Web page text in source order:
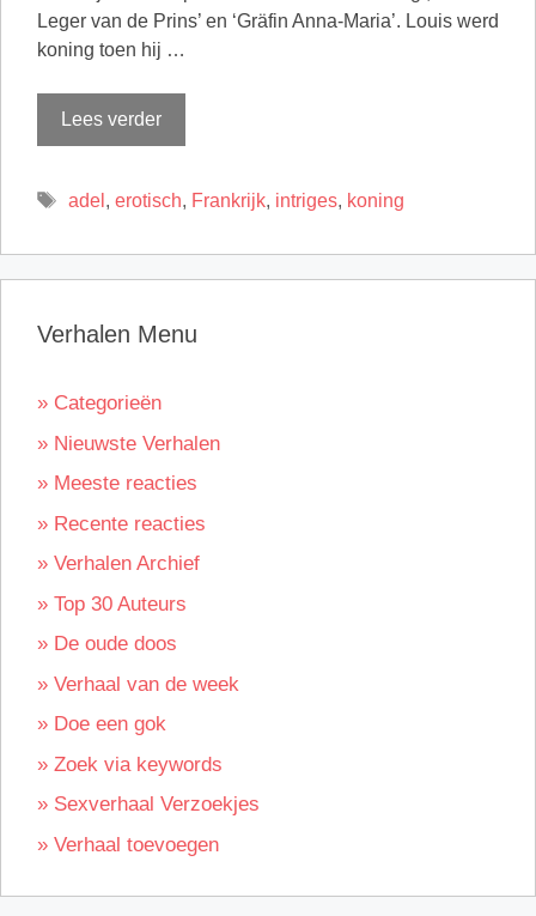
Leger van de Prins’ en ‘Gräfin Anna-Maria’. Louis werd
koning toen hij …
Lees verder
Tags
adel , erotisch, Frankrijk, intriges, koning
Verhalen Menu
» Categorieën
» Nieuwste Verhalen
» Meeste reacties
» Recente reacties
» Verhalen Archief
» Top 30 Auteurs
» De oude doos
» Verhaal van de week
» Doe een gok
» Zoek via keywords
» Sexverhaal Verzoekjes
» Verhaal toevoegen